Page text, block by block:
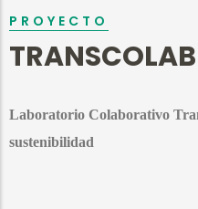
PROYECTO
TRANSCOLAB
Laboratorio Colaborativo
sustenibilidad